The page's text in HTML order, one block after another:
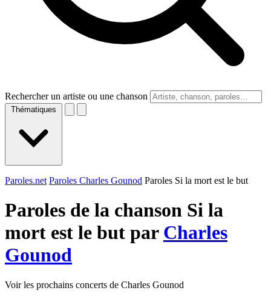
Rechercher un artiste ou une chanson
Thématiques
Paroles.net Paroles Charles Gounod Paroles Si la mort est le but
Paroles de la chanson Si la
mort est le but par Charles
Gounod
Voir les prochains concerts de Charles Gounod